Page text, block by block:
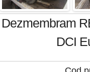
Dezmembram
DCI